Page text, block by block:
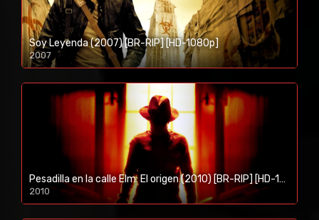
Soy Leyenda (2007) [BR-RIP] [HD-1080p]
2007
1080p/720p
Pesadilla en la calle Elm: El origen (2010) [BR-RIP] [HD-1080p]
2010
1080p/720p